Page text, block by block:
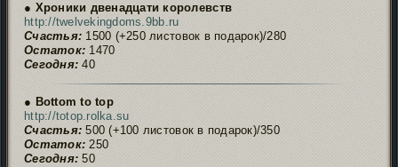
● Хроники двенадцати королевств
http://twelvekingdoms.9bb.ru
Счастья: 1500 (+250 листовок в подарок)/280
Остаток: 1470
Сегодня: 40
● Bottom to top
http://totop.rolka.su
Счастья: 500 (+100 листовок в подарок)/350
Остаток: 250
Сегодня: 50